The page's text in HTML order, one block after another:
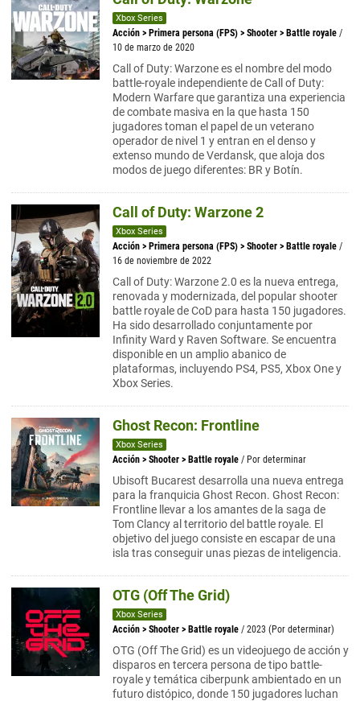
Xbox Series
Acción > Primera persona (FPS) > Shooter > Battle royale /
10 de marzo de 2020
Call of Duty: Warzone es el nombre del modo
battle-royale independiente de Call of Duty:
Modern Warfare que garantiza una experiencia
de combate masiva en la que hasta 150
jugadores toman el papel de un veterano
operador de nivel 1 y entran en el denso y
extenso mundo de Verdansk, que aloja dos
modos de juego diferentes: BR y Botín.
Call of Duty: Warzone 2
Xbox Series
Acción > Primera persona (FPS) > Shooter > Battle royale /
16 de noviembre de 2022
Call of Duty: Warzone 2.0 es la nueva entrega,
renovada y modernizada, del popular shooter
battle royale de CoD para hasta 150 jugadores.
Ha sido desarrollado conjuntamente por
Infinity Ward y Raven Software. Se encuentra
disponible en un amplio abanico de
plataformas, incluyendo PS4, PS5, Xbox One y
Xbox Series.
Ghost Recon: Frontline
Xbox Series
Acción > Shooter > Battle royale / Por determinar
Ubisoft Bucarest desarrolla una nueva entrega
para la franquicia Ghost Recon. Ghost Recon:
Frontline llevar a los amantes de la saga de
Tom Clancy al territorio del battle royale. El
objetivo del juego consiste en escapar de una
isla tras conseguir unas piezas de inteligencia.
OTG (Off The Grid)
Xbox Series
Acción > Shooter > Battle royale / 2023 (Por determinar)
OTG (Off The Grid) es un videojuego de acción y
disparos en tercera persona de tipo battle-
royale y temática ciberpunk ambientado en un
futuro distópico, donde 150 jugadores luchan